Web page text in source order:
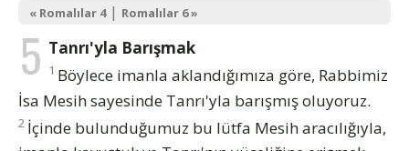
« Romalılar 4| Romalılar 6 »
5 Tanrı'yla Barışmak
1 Böylece imanla aklandığımıza göre, Rabbimiz
İsa Mesih sayesinde Tanrı'yla barışmış oluyoruz.
2 İçinde bulunduğumuz bu lütfa Mesih aracılığıyla,